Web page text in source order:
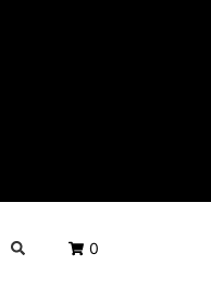
0
SEARCH